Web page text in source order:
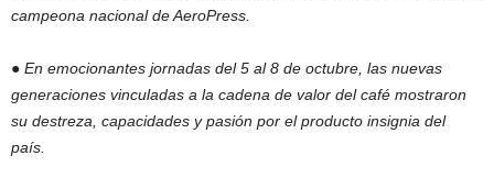
campeona nacional de AeroPress.
● En emocionantes jornadas del 5 al 8 de octubre, las nuevas
generaciones vinculadas a la cadena de valor del café mostraron
su destreza, capacidades y pasión por el producto insignia del
país.